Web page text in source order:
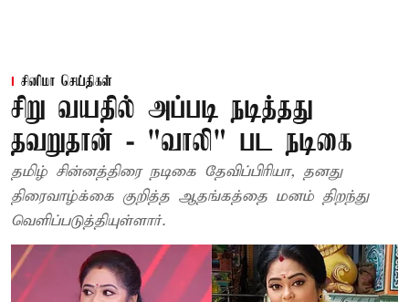
சினிமா செய்திகள்
சிறு வயதில் அப்படி நடித்தது
தவறுதான் - "வாலி" பட நடிகை
தமிழ் சின்னத்திரை நடிகை தேவிப்பிரியா, தனது
திரைவாழ்க்கை குறித்த ஆதங்கத்தை மனம் திறந்து
வெளிப்படுத்தியுள்ளார்.